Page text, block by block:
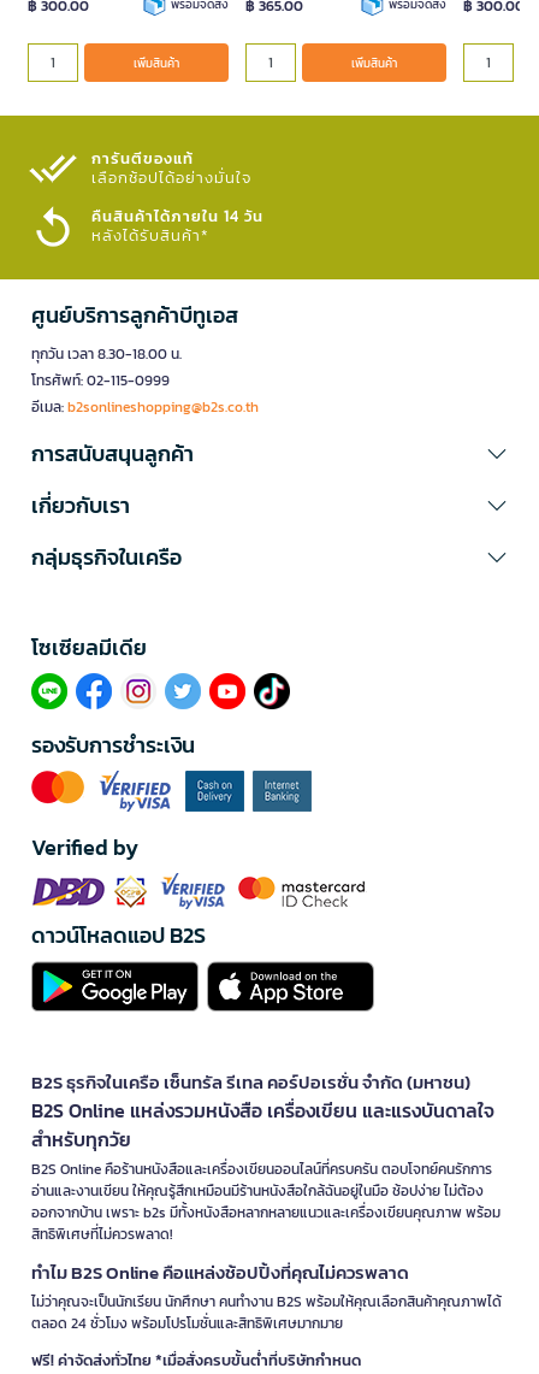
฿ 300.00 พร้อมจัดส่ง
เพิ่มสินค้า
฿ 365.00 พร้อมจัดส่ง
เพิ่มสินค้า
฿ 300.00
การันตีของแท้
เลือกช้อปได้อย่างมั่นใจ​
คืนสินค้าได้ภายใน 14 วัน
หลังได้รับสินค้า*
ศูนย์บริการลูกค้าบีทูเอส
ทุกวัน เวลา 8.30-18.00 น.
โทรศัพท์: 02-115-0999
อีเมล:b2sonlineshopping@b2s.co.th
การสนับสนุนลูกค้า
เกี่ยวกับเรา
กลุ่มธุรกิจในเครือ
โซเซียลมีเดีย​
รองรับการชำระเงิน
Verified by
ดาวน์โหลดแอป B2S
B2S ธุรกิจในเครือ เซ็นทรัล รีเทล คอร์ปอเรชั่น จำกัด (มหาชน)
B2S Online แหล่งรวมหนังสือ เครื่องเขียน และแรงบันดาลใจ
สำหรับทุกวัย
B2S Online คือร้านหนังสือและเครื่องเขียนออนไลน์ที่ครบครัน ตอบโจทย์คนรักการ
อ่านและงานเขียน ให้คุณรู้สึกเหมือนมีร้านหนังสือใกล้ฉันอยู่ในมือ ช้อปง่าย ไม่ต้อง
ออกจากบ้าน เพราะ b2s มีทั้งหนังสือหลากหลายแนวและเครื่องเขียนคุณภาพ พร้อม
สิทธิพิเศษที่ไม่ควรพลาด!
ทำไม B2S Online คือแหล่งช้อปปิ้งที่คุณไม่ควรพลาด
ไม่ว่าคุณจะเป็นนักเรียน นักศึกษา คนทำงาน B2S พร้อมให้คุณเลือกสินค้าคุณภาพได้
ตลอด 24 ชั่วโมง พร้อมโปรโมชั่นและสิทธิพิเศษมากมาย
ฟรี! ค่าจัดส่งทั่วไทย *เมื่อสั่งครบขั้นต่ำที่บริษัทกำหนด